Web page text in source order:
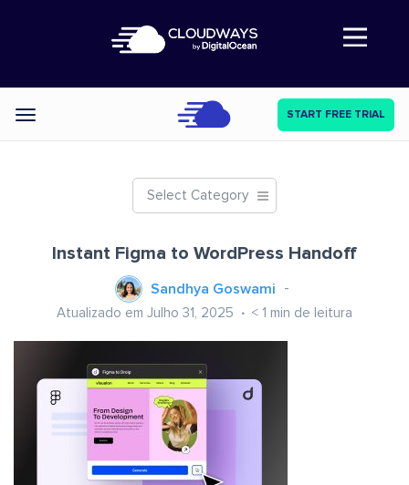
Abre a navegação
Categories START FREE TRIAL
Select Category
Instant Figma to WordPress Handoff
Sandhya Goswami
Atualizado em Julho 31, 2025 < 1 min de leitura